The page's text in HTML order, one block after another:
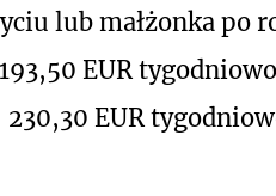
lub małżonka po
EUR
EUR